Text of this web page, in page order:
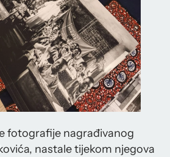
fotografije nagrađivanog
nastale tijekom njegova